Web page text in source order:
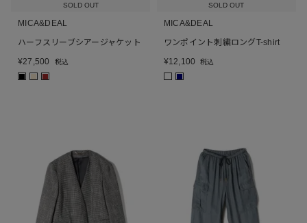
SOLD OUT
MICA&DEAL
ハーフスリーブシアージャケット
¥27,500 税込
■ ■
SOLD OUT
MICA&DEAL
ワンポイント刺繍ロングT-shirt
¥12,100 税込
■